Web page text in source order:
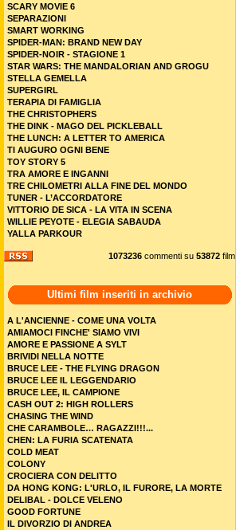
SCARY MOVIE 6
SEPARAZIONI
SMART WORKING
SPIDER-MAN: BRAND NEW DAY
SPIDER-NOIR - STAGIONE 1
STAR WARS: THE MANDALORIAN AND GROGU
STELLA GEMELLA
SUPERGIRL
TERAPIA DI FAMIGLIA
THE CHRISTOPHERS
THE DINK - MAGO DEL PICKLEBALL
THE LUNCH: A LETTER TO AMERICA
TI AUGURO OGNI BENE
TOY STORY 5
TRA AMORE E INGANNI
TRE CHILOMETRI ALLA FINE DEL MONDO
TUNER - L’ACCORDATORE
VITTORIO DE SICA - LA VITA IN SCENA
WILLIE PEYOTE - ELEGIA SABAUDA
YALLA PARKOUR
1073236 commenti su 53872 film
Ultimi film inseriti in archivio
A L'ANCIENNE - COME UNA VOLTA
AMIAMOCI FINCHE' SIAMO VIVI
AMORE E PASSIONE A SYLT
BRIVIDI NELLA NOTTE
BRUCE LEE - THE FLYING DRAGON
BRUCE LEE IL LEGGENDARIO
BRUCE LEE, IL CAMPIONE
CASH OUT 2: HIGH ROLLERS
CHASING THE WIND
CHE CARAMBOLE… RAGAZZI!!!...
CHEN: LA FURIA SCATENATA
COLD MEAT
COLONY
CROCIERA CON DELITTO
DA HONG KONG: L'URLO, IL FURORE, LA MORTE
DELIBAL - DOLCE VELENO
GOOD FORTUNE
IL DIVORZIO DI ANDREA